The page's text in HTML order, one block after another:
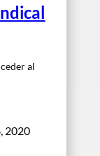
al
2020